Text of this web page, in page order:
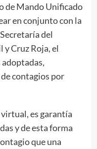
de Mando Unificado
en conjunto con la
del
Cruz Roja, el
contagios por
virtual, es garantía
y de esta forma
que una